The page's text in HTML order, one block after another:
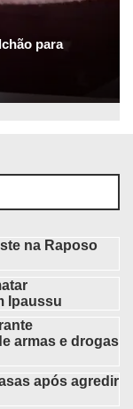
para
na Raposo
Ipaussu
armas e drogas
após agredir